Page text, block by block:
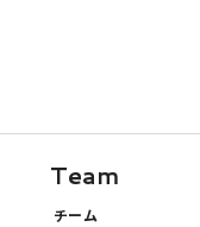
Team
チーム